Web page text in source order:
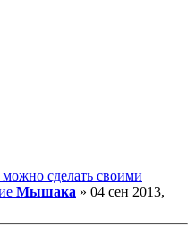
сделать своими
Мышака » 04 сен 2013,